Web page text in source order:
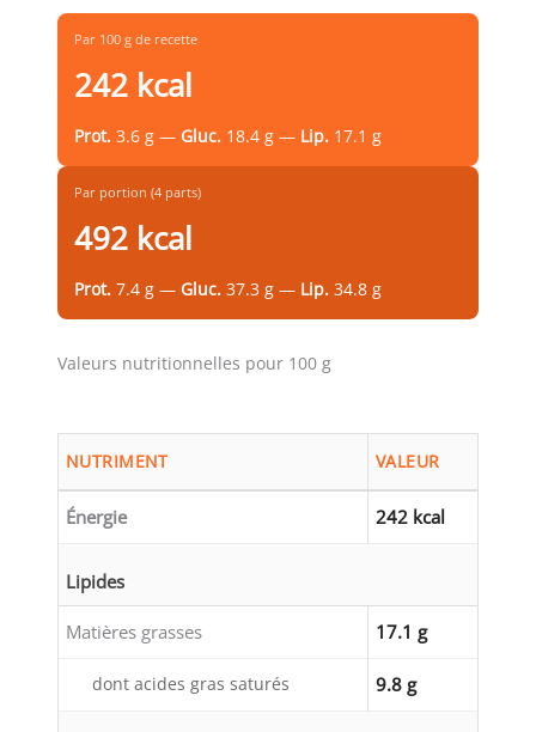
Par 100 g de recette
242 kcal
Prot. 3.6 g — Gluc. 18.4 g — Lip. 17.1 g
Par portion (4 parts)
492 kcal
Prot. 7.4 g — Gluc. 37.3 g — Lip. 34.8 g
Valeurs nutritionnelles pour 100 g
NUTRIMENT VALEUR
Énergie 242 kcal
Lipides
Matières grasses 17.1 g
dont acides gras saturés 9.8 g